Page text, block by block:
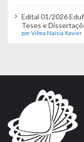
Edital 01/2026
Teses e
por Vilma Naísia Xavier